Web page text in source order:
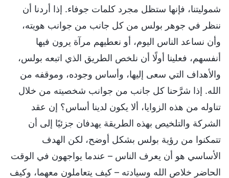
شموليتنا، فإنها ستظل مجرد كلمات جوفاء. إذا أردنا أن
ننظر في جوهر بولس من كل جانب من جوانب هويته،
وأن نساعد الناس اليوم، أو نعطيهم مرآة يرون فيها
أنفسهم، فعلينا أولًا أن نلخص الطريق الذي اتبعه بولس،
والأهداف التي سعى إليها، وأساس وجوده، وموقفه من
الله. إذا شرَّحنا كل جانب من جوانب شخصيته من خلال
تناوله من هذه الزوايا، ألا يكون لدينا أساس؟ إن عقد
الشركة والتلخيص بهذه الطريقة يهدفان جزئيًا إلى أن
تتمكنوا من رؤية بولس بشكل أوضح، لكن الهدف
الأساسي هو أن يعرف الناس – عندما يواجهون في الوقت
الحاضر خلاص الله وسيادته – كيف يتعاملون معهما، وكيف